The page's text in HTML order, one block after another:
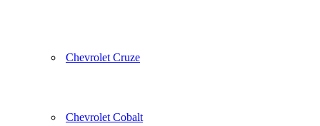
Chevrolet Cruze
Chevrolet Cobalt